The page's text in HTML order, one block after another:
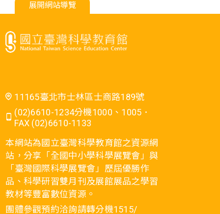
展開網站導覽
11165臺北市士林區士商路189號
(02)6610-1234分機1000、1005．
FAX (02)6610-1133
本網站為國立臺灣科學教育館之資源網
站，分享「全國中小學科學展覽會」與
「臺灣國際科學展覽會」歷屆優勝作
品、科學研習雙月刊及展館展品之學習
教材等豐富數位資源。
團體參觀預約洽詢請轉分機1515/